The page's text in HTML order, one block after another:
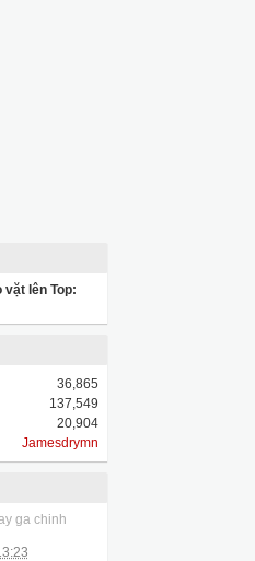
lên Top:
36,865
137,549
20,904
Jamesdrymn
ga chinh